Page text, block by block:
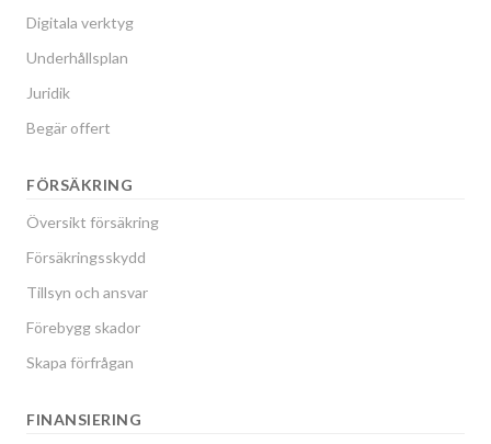
Digitala verktyg
Underhållsplan
Juridik
Begär offert
FÖRSÄKRING
Översikt försäkring
Försäkringsskydd
Tillsyn och ansvar
Förebygg skador
Skapa förfrågan
FINANSIERING